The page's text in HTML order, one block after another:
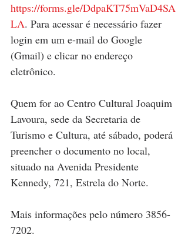
https://forms.gle/DdpaKT75mVaD4SA
LA. Para acessar é necessário fazer
login em um e-mail do Google
(Gmail) e clicar no endereço
eletrônico.
Quem for ao Centro Cultural Joaquim
Lavoura, sede da Secretaria de
Turismo e Cultura, até sábado, poderá
preencher o documento no local,
situado na Avenida Presidente
Kennedy, 721, Estrela do Norte.
Mais informações pelo número 3856-
7202.